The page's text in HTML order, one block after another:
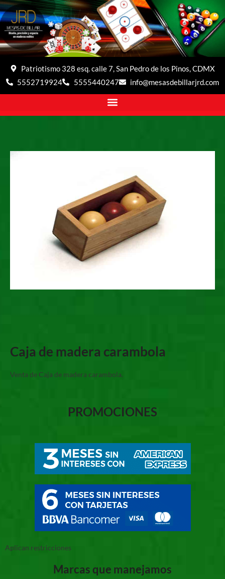
Patriotismo 328 esq. calle 7, San Pedro de los Pinos, CDMX
5552719924
5555440247 info@mesasdebillarjrd.com
Caja de madera carambola
Venta de Caja de madera carambola.
PROMOCIONES
Aplican restricciones
Marcas que manejamos